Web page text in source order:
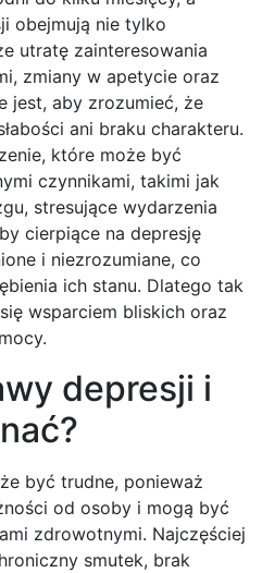
obejmują nie tylko
utratę zainteresowania
zmiany w apetycie oraz
jest, aby zrozumieć, że
ani braku charakteru.
które może być
czynnikami, takimi jak
stresujące wydarzenia
cierpiące na depresję
i niezrozumiane, co
ich stanu. Dlatego tak
wsparciem bliskich oraz
depresji i
być trudne, ponieważ
od osoby i mogą być
zdrowotnymi. Najczęściej
smutek, brak